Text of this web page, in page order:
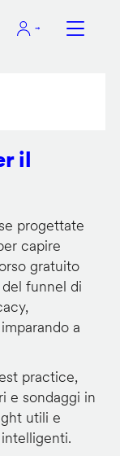
il
progettate
capire
gratuito
funnel di
a
practice,
e sondaggi in
utili e